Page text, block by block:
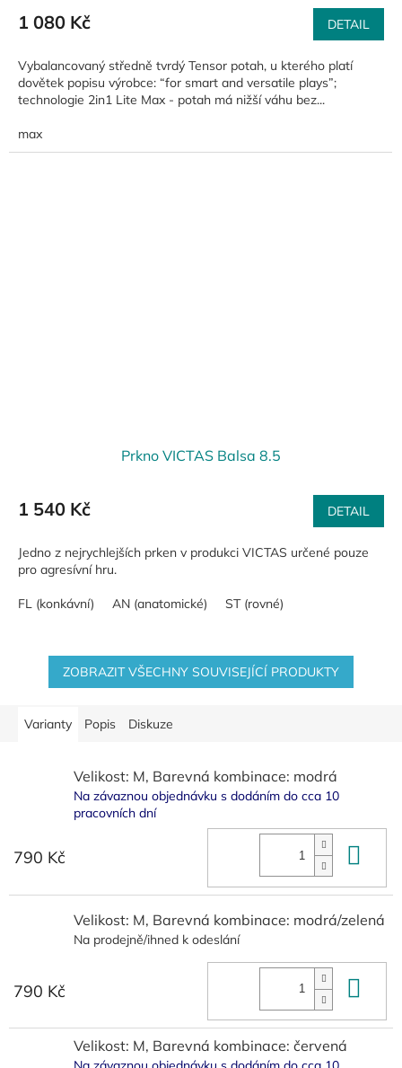
1 080 Kč DETAIL
Vybalancovaný středně tvrdý Tensor potah, u kterého platí
dovětek popisu výrobce: “for smart and versatile plays”;
technologie 2in1 Lite Max - potah má nižší váhu bez...
max
Prkno VICTAS Balsa 8.5
1 540 Kč DETAIL
Jedno z nejrychlejších prken v produkci VICTAS určené pouze
pro agresívní hru.
FL (konkávní) AN (anatomické) ST (rovné)
ZOBRAZIT VŠECHNY SOUVISEJÍCÍ PRODUKTY
Varianty Popis Diskuze
Velikost: M, Barevná kombinace: modrá
Na závaznou objednávku s dodáním do cca 10
pracovních dní
790 Kč
Velikost: M, Barevná kombinace: modrá/zelená
Na prodejně/ihned k odeslání
790 Kč
Velikost: M, Barevná kombinace: červená